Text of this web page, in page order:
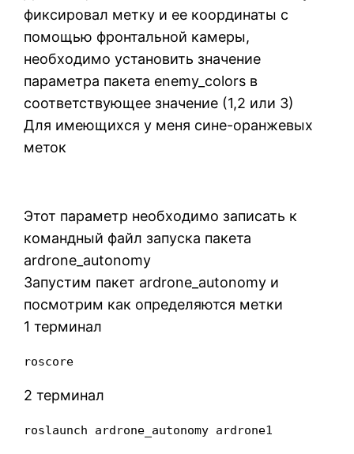
фиксировал метку и ее координаты с
помощью фронтальной камеры,
необходимо установить значение
параметра пакета enemy_colors в
соответствующее значение (1,2 или 3)
Для имеющихся у меня сине-оранжевых
меток
Этот параметр необходимо записать к
командный файл запуска пакета
ardrone_autonomy
Запустим пакет ardrone_autonomy и
посмотрим как определяются метки
1 терминал
roscore
2 терминал
roslaunch ardrone_autonomy ardrone1